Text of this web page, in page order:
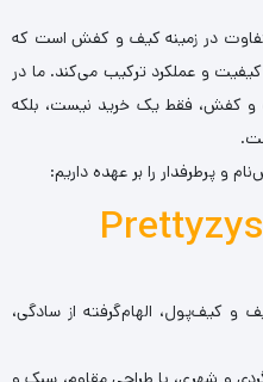
در زمینه کیف و کفش است که
کیفیت و عملکرد ترکیب می‌کند. ما در
و کفش، فقط یک خرید نیست، بلکه
و پرطرفدار را بر عهده داریم:
Prettyzys
و کیف‌پول، الهام‌گرفته از سادگی،